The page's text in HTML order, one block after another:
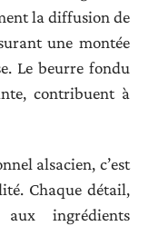
la diffusion de
une montée
Le beurre fondu
contribuent à
alsacien, c’est
Chaque détail,
ingrédients